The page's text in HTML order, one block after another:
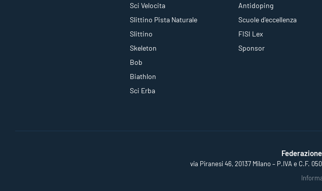
Sci Velocita
Slittino Pista Naturale
Slittino
Skeleton
Bob
Biathlon
Sci Erba
Antidoping
Scuole d'eccellenza
FISI Lex
Sponsor
via Piranesi 46, 20137 Milano – P.IVA e C.F.